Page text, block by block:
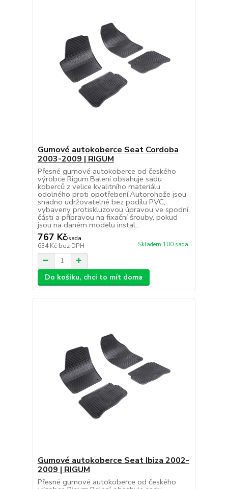
Gumové autokoberce Seat Cordoba
2003-2009 | RIGUM
Přesné gumové autokoberce od českého
výrobce Rigum.Balení obsahuje sadu
koberců z velice kvalitního materiálu
odolného proti opotřebení.Autorohože jsou
snadno udržovatelné bez podílu PVC,
vybaveny protiskluzovou úpravou ve spodní
části a přípravou na fixační šrouby, pokud
jsou na daném modelu instal...
767 Kč/sada
634 Kč bez DPH Skladem 100 sada
Do košíku, chci to mít doma
Gumové autokoberce Seat Ibiza 2002-
2009 | RIGUM
Přesné gumové autokoberce od českého